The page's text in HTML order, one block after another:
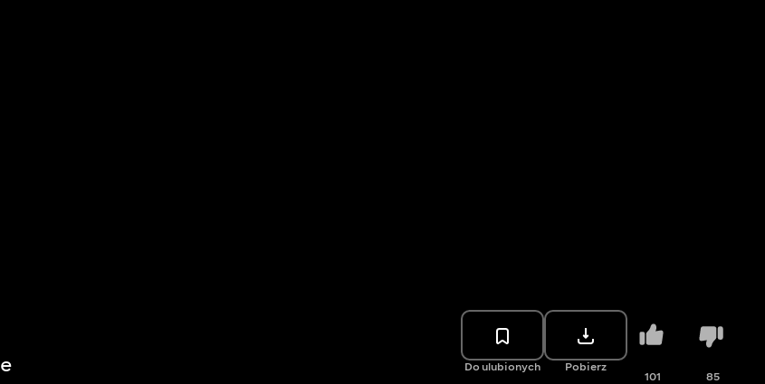
Do ulubionych Pobierz
101 85